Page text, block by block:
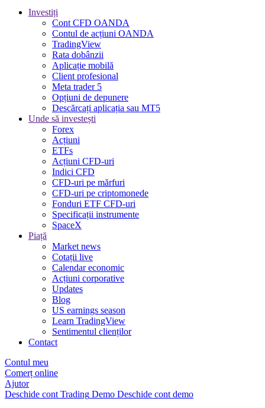
Investiți
Cont CFD OANDA
Contul de acțiuni OANDA
TradingView
Rata dobânzii
Aplicație mobilă
Client profesional
Meta trader 5
Opțiuni de depunere
Descărcați aplicația sau MT5
Unde să investești
Forex
Acțiuni
ETFs
Acțiuni CFD-uri
Indici CFD
CFD-uri pe mărfuri
CFD-uri pe criptomonede
Fonduri ETF CFD-uri
Specificații instrumente
SpaceX
Piață
Market news
Cotații live
Calendar economic
Acțiuni corporative
Updates
Blog
US earnings season
Learn TradingView
Sentimentul clienților
Contact
Contul meu
Comerț online
Ajutor
Deschide cont Trading Demo Deschide cont demo